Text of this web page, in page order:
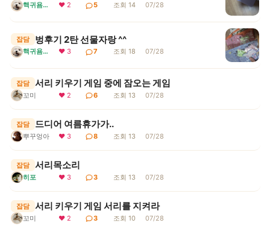
핵귀욤서리 ❤ 2 5 조회 14 07/28
잡담 벙후기 2탄 선물자랑 ^^
핵귀욤서리 ❤ 3 7 조회 18 07/28
잡담 서리 키우기 게임 중에 잠오는 게임
꼬미 ❤ 2 6 조회 13 07/28
잡담 드디어 여름휴가가..
뿌꾸엉아 ❤ 3 8 조회 13 07/28
잡담 서리목소리
히포 ❤ 3 3 조회 13 07/28
잡담 서리 키우기 게임 서리를 지켜라
꼬미 ❤ 2 3 조회 10 07/28